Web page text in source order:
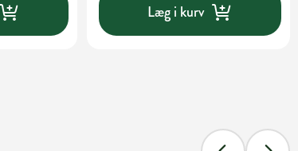
Læg i kurv